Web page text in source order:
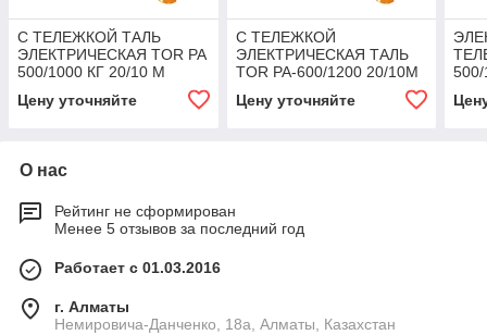
С ТЕЛЕЖКОЙ ТАЛЬ
ЭЛЕКТРИЧЕСКАЯ TOR PA
500/1000 КГ 20/10 М
Цену уточняйте
С ТЕЛЕЖКОЙ
ЭЛЕКТРИЧЕСКАЯ ТАЛЬ
TOR PA-600/1200 20/10M
Цену уточняйте
О нас
Рейтинг не сформирован
Менее 5 отзывов за последний год
Работает с 01.03.2016
г. Алматы
Немировича-Данченко, 18а, Алматы, Казахстан